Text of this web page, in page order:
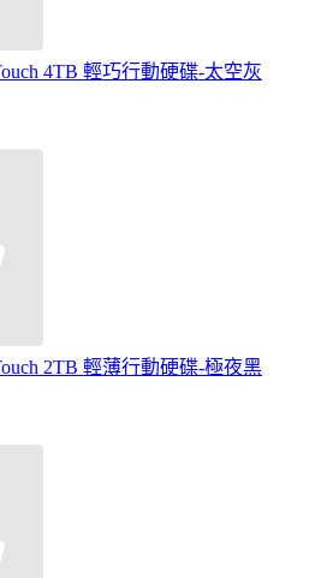
4TB 輕巧行動硬碟-太空灰
2TB 輕薄行動硬碟-極夜黑